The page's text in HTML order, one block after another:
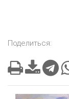
Поделиться: